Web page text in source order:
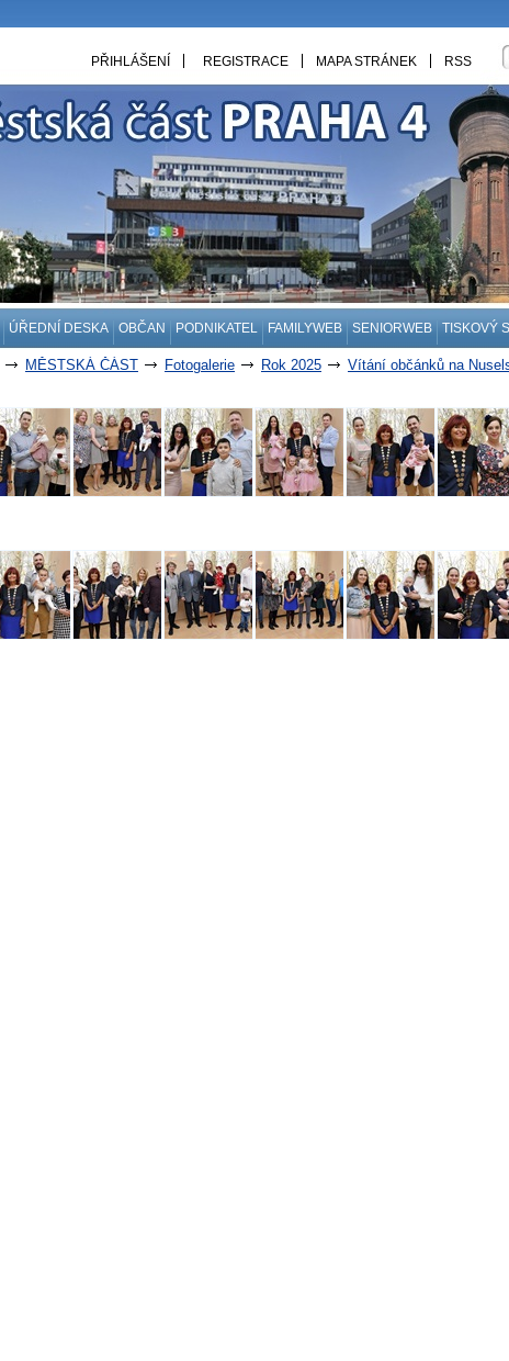
ÚŘEDNÍ DESKA OBČAN PODNIKATEL FAMILYWEB SENIORWEB TISKOVÝ
PŘIHLÁŠENÍ REGISTRACE MAPA STRÁNEK RSS
MĚSTSKÁ ČÁST Fotogalerie Rok 2025 Vítání občánků na